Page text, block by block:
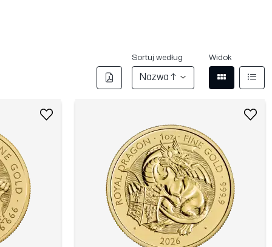
Sortuj według
Nazwa ↑
Widok